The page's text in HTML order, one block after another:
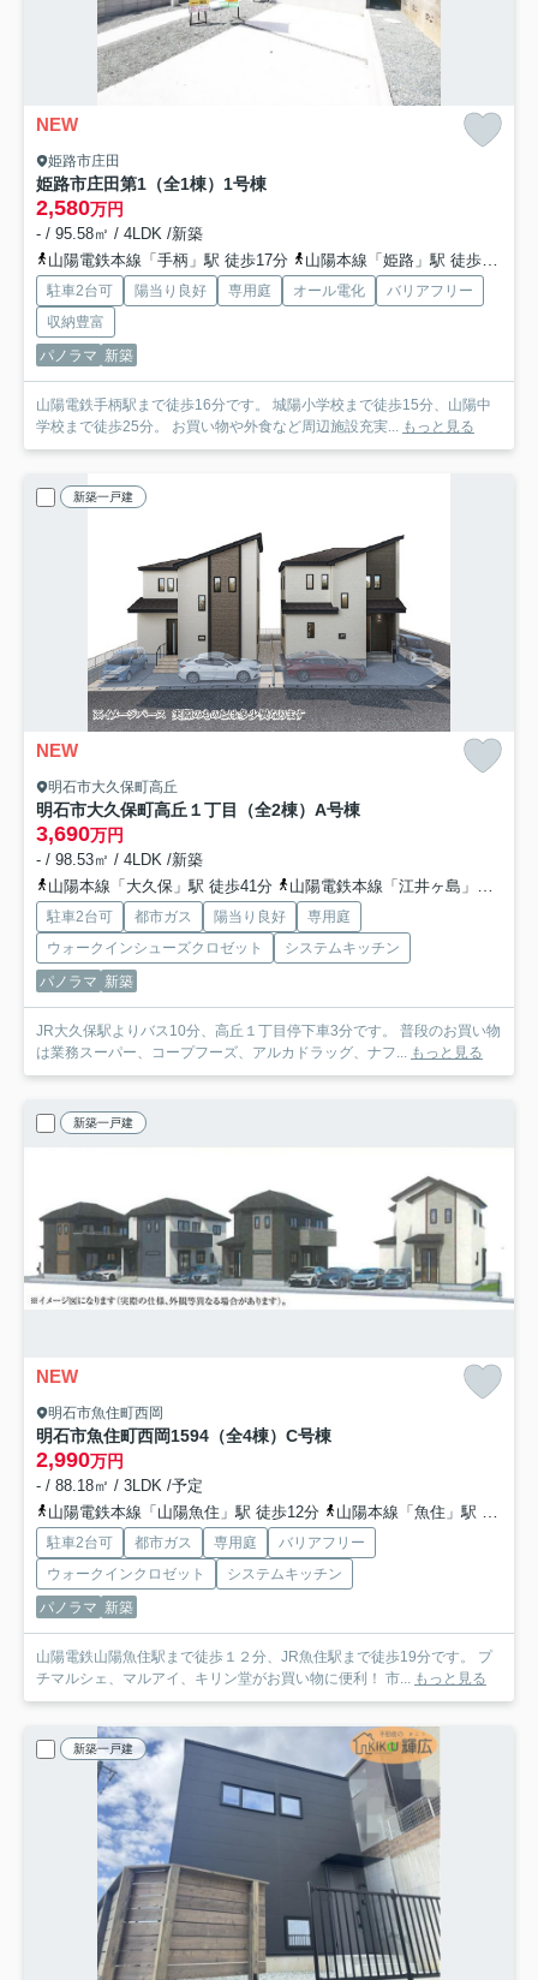
NEW
姫路市庄田
姫路市庄田第1（全1棟）1号棟
2,580万円
- / 95.58㎡ / 4LDK /新築
山陽電鉄本線「手柄」駅 徒歩17分
山陽本線「姫路」駅 徒歩23分
駐車2台可 陽当り良好 専用庭 オール電化
バリアフリー
収納豊富
パノラマ 新築
山陽電鉄手柄駅まで徒歩16分です。 城陽小学校まで徒歩15分、山陽中
学校まで徒歩25分。 お買い物や外食など周辺施設充実... もっと見る
新築一戸建
NEW
明石市大久保町高丘
明石市大久保町高丘１丁目（全2棟）A号棟
3,690万円
- / 98.53㎡ / 4LDK /新築
山陽本線「大久保」駅 徒歩41分
山陽電鉄本線「江井ヶ島」駅 徒歩63分
駐車2台可 都市ガス 陽当り良好
専用庭
ウォークインシューズクロゼット
システムキッチン
パノラマ 新築
JR大久保駅よりバス10分、高丘１丁目停下車3分です。 普段のお買い物
は業務スーパー、コープフーズ、アルカドラッグ、ナフ... もっと見る
新築一戸建
NEW
明石市魚住町西岡
明石市魚住町西岡1594（全4棟）C号棟
2,990万円
- / 88.18㎡ / 3LDK /予定
山陽電鉄本線「山陽魚住」駅 徒歩12分
山陽本線「魚住」駅 徒歩19分
駐車2台可 都市ガス 専用庭
バリアフリー
ウォークインクロゼット
システムキッチン
パノラマ 新築
山陽電鉄山陽魚住駅まで徒歩１２分、JR魚住駅まで徒歩19分です。 プ
チマルシェ、マルアイ、キリン堂がお買い物に便利！ 市... もっと見る
新築一戸建